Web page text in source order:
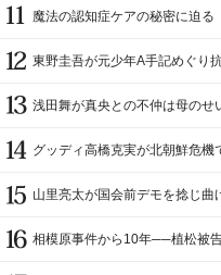
魔法の認知症ケアの秘密に迫る
東野圭吾が元少年A手記めぐり
浅田舞が真央との不仲は母のせ
グッディ高橋克実が北朝鮮危機
山里亮太が国会前デモを捻じ曲
相模原事件から10年──植松被